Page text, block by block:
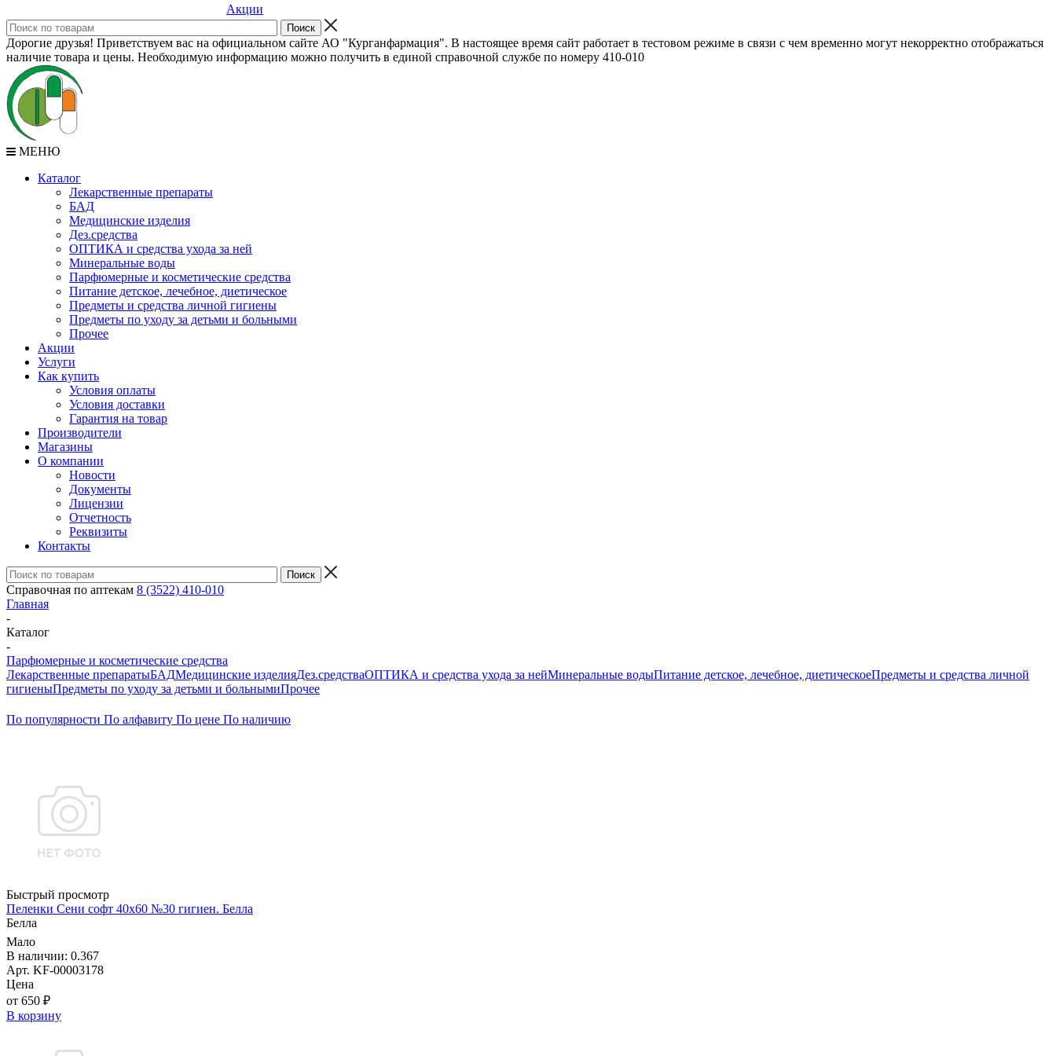
Акции
Дорогие друзья! Приветствуем вас на официальном сайте АО "Курганфармация". В настоящее время сайт работает в тестовом режиме в связи с чем временно могут некорректно отображаться
наличие товара и цены. Необходимую информацию можно получить в единой справочной службе по номеру 410-010
МЕНЮ
Каталог
Лекарственные препараты
БАД
Медицинские изделия
Дез.средства
ОПТИКА и средства ухода за ней
Минеральные воды
Парфюмерные и косметические средства
Питание детское, лечебное, диетическое
Предметы и средства личной гигиены
Предметы по уходу за детьми и больными
Прочее
Акции
Услуги
Как купить
Условия оплаты
Условия доставки
Гарантия на товар
Производители
Магазины
О компании
Новости
Документы
Лицензии
Отчетность
Реквизиты
Контакты
Справочная по аптекам 8 (3522) 410-010
Главная
-
Каталог
-
Парфюмерные и косметические средства
Лекарственные препаратыБАДМедицинские изделияДез.средстваОПТИКА и средства ухода за нейМинеральные водыПитание детское, лечебное, диетическоеПредметы и средства личной
гигиеныПредметы по уходу за детьми и больнымиПрочее
По популярности По алфавиту По цене По наличию
Быстрый просмотр
Пеленки Сени софт 40х60 №30 гигиен. Белла
Белла
Мало
В наличии: 0.367
Арт. KF-00003178
Цена
от 650 ₽
В корзину